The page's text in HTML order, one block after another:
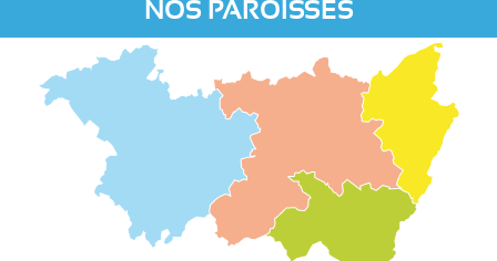
NOS PAROISSES